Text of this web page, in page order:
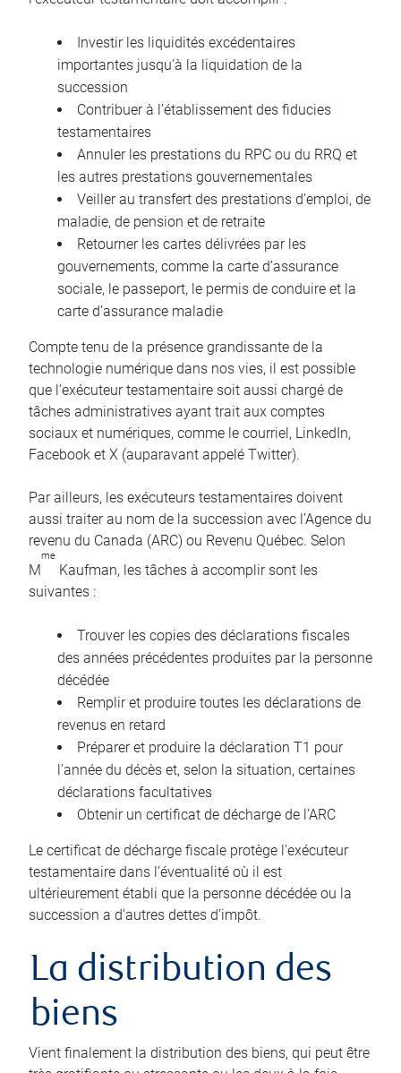
Investir les liquidités excédentaires
importantes jusqu’à la liquidation de la
succession
Contribuer à l’établissement des fiducies
testamentaires
Annuler les prestations du RPC ou du RRQ et
les autres prestations gouvernementales
Veiller au transfert des prestations d’emploi, de
maladie, de pension et de retraite
Retourner les cartes délivrées par les
gouvernements, comme la carte d’assurance
sociale, le passeport, le permis de conduire et la
carte d’assurance maladie
Compte tenu de la présence grandissante de la
technologie numérique dans nos vies, il est possible
que l’exécuteur testamentaire soit aussi chargé de
tâches administratives ayant trait aux comptes
sociaux et numériques, comme le courriel, LinkedIn,
Facebook et X (auparavant appelé Twitter).
Par ailleurs, les exécuteurs testamentaires doivent
aussi traiter au nom de la succession avec l’Agence du
revenu du Canada (ARC) ou Revenu Québec. Selon
M
me
Kaufman, les tâches à accomplir sont les
suivantes :
Trouver les copies des déclarations fiscales
des années précédentes produites par la personne
décédée
Remplir et produire toutes les déclarations de
revenus en retard
Préparer et produire la déclaration T1 pour
l’année du décès et, selon la situation, certaines
déclarations facultatives
Obtenir un certificat de décharge de l’ARC
Le certificat de décharge fiscale protège l’exécuteur
testamentaire dans l’éventualité où il est
ultérieurement établi que la personne décédée ou la
succession a d’autres dettes d’impôt.
La distribution des
biens
Vient finalement la distribution des biens, qui peut être